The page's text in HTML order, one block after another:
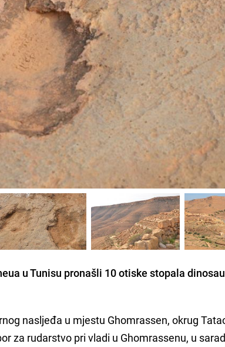
u Tunisu pronašli 10 otiske stopala
nasljeđa u mjestu Ghomrassen, okrug
za rudarstvo pri vladi u Ghomrassenu, u